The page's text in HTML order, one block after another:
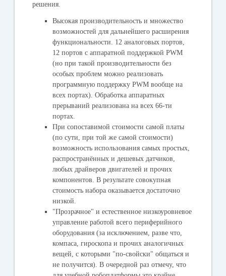
решения.
Высокая производительность и множество
возможностей для дальнейшего расширения
функциональности. 12 аналоговых портов,
12 портов с аппаратной поддержкой PWM
(но при такой производительности без
особых проблем можно реализовать
программную поддержку PWM вообще на
всех портах). Обработка аппаратных
прерываний реализована на всех 66-ти
портах.
При сопоставимой стоимости самой платы
(по сути, при той же самой стоимости)
возможность использования самых простых,
распространённых и дешевых датчиков,
любых драйверов двигателей и прочих
компонентов. В результате совокупная
стоимость набора оказывается достаточно
низкой.
"Прозрачное" и естественное низкоуровневое
управление работой всего периферийного
оборудования (за исключением, разве что,
компаса, гироскопа и прочих аналогичных
вещей, с которыми "по-свойски" общаться и
не получится). В очередной раз отмечу, что